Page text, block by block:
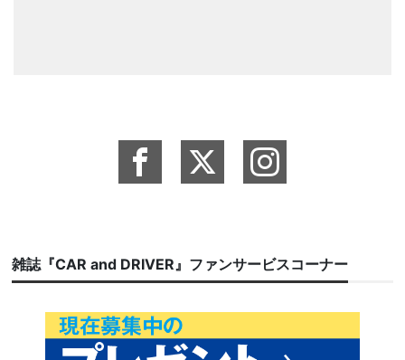
雑誌『CAR and DRIVER』ファンサービスコーナー